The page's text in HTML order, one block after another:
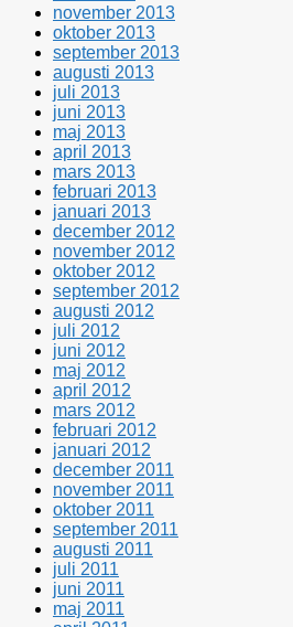
november 2013
oktober 2013
september 2013
augusti 2013
juli 2013
juni 2013
maj 2013
april 2013
mars 2013
februari 2013
januari 2013
december 2012
november 2012
oktober 2012
september 2012
augusti 2012
juli 2012
juni 2012
maj 2012
april 2012
mars 2012
februari 2012
januari 2012
december 2011
november 2011
oktober 2011
september 2011
augusti 2011
juli 2011
juni 2011
maj 2011